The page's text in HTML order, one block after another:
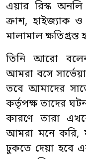
এয়ার রিস্ক অনলি
ক্রাশ, হাইজ্যাক
মালামাল
তিনি আরো
আমরা বসে
তবে আমাদের
কর্তৃপক্ষ তাদের
কারণে তারা
আমরা মনে করি,
ঢুকতে দেয়া হবে